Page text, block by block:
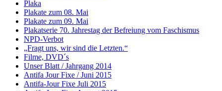
Plaka
Plakate zum 08. Mai
Plakate zum 09. Mai
Plakatserie 70. Jahrestag der Befreiung vom Faschismus
NPD-Verbot
„Fragt uns, wir sind die Letzten.“
Filme, DVD´s
Unser Blatt / Jahrgang 2014
Antifa Jour Fixe / Juni 2015
Antifa-Jour Fixe Juli 2015